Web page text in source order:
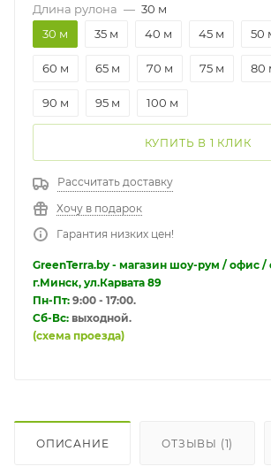
Длина рулона — 30 м
30 м
35 м 40 м 45 м 50
60 м 65 м 70 м 75 м 80
90 м 95 м 100 м
КУПИТЬ В 1 КЛИК
Рассчитать доставку
Хочу в подарок
Гарантия низких цен!
GreenTerra.by - магазин шоу-рум / офис /
г.Минск, ул.Карвата 89
Пн-Пт: 9:00 - 17:00.
Сб-Вс: выходной.
(схема проезда)
ОПИСАНИЕ ОТЗЫВЫ (1)